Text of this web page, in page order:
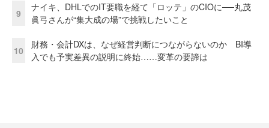
9
ナイキ、DHLでのIT要職を経て「ロッテ」のCIOに──丸茂
眞弓さんが“集大成の場”で挑戦したいこと
10
財務・会計DXは、なぜ経営判断につながらないのか BI導
入でも予実差異の説明に終始……変革の要諦は